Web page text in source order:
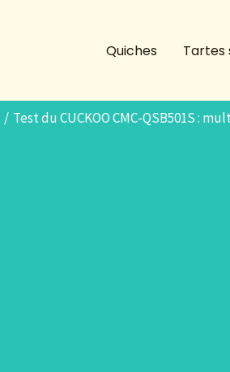
Quiches Tartes
Test du CUCKOO CMC-QSB501S :